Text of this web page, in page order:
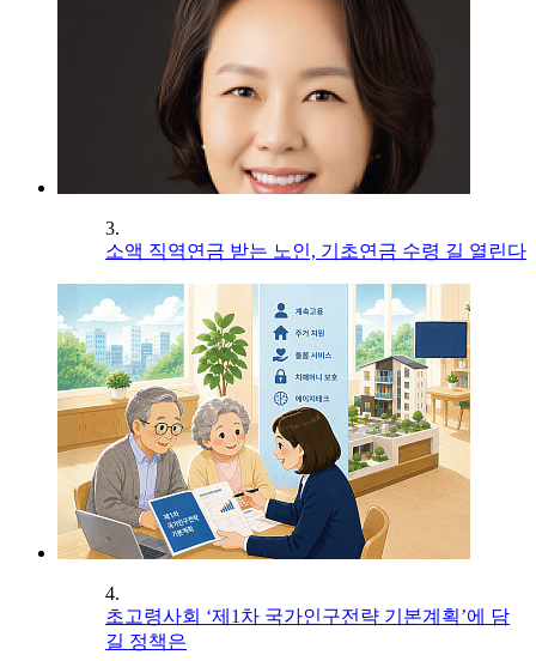
3.
소액 직역연금 받는 노인, 기초연금 수령 길 열린다
4.
초고령사회 ‘제1차 국가인구전략 기본계획’에 담
길 정책은